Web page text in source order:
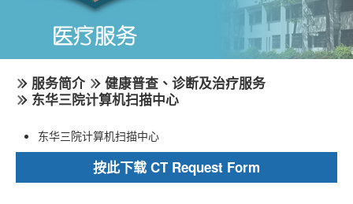
服务简介
健康普查、诊断及治疗服务
东华三院计算机扫描中心
东华三院计算机扫描中心
按此下载 CT Request Form